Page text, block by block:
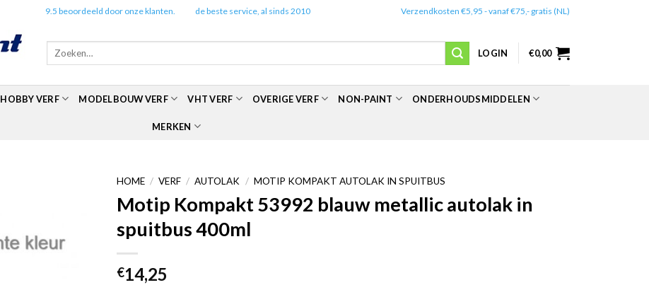
9.5 beoordeeld door onze klanten. de beste service, al sinds 2010 Verzendkosten €5,95 - vanaf €75,- gratis (NL)
Zoeken
LOGIN €0,00
HOBBY VERF MODELBOUW VERF VHT VERF OVERIGE VERF NON-PAINT ONDERHOUDSMIDDELEN
MERKEN
HOME / VERF / AUTOLAK / MOTIP KOMPAKT AUTOLAK IN SPUITBUS
Motip Kompakt 53992 blauw metallic autolak in
spuitbus 400ml
€14,25